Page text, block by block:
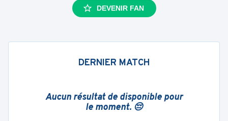
DEVENIR FAN
DERNIER MATCH
Aucun résultat de disponible pour
le moment. 😔